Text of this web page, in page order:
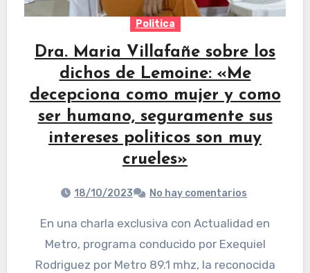
Politica
Dra. Maria Villafañe sobre los
dichos de Lemoine: «Me
decepciona como mujer y como
ser humano, seguramente sus
intereses politicos son muy
crueles»
18/10/2023 No hay comentarios
En una charla exclusiva con Actualidad en
Metro, programa conducido por Exequiel
Rodriguez por Metro 89.1 mhz, la reconocida